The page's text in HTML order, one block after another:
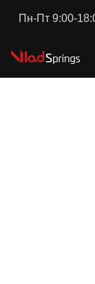
Пн-Пт 9:00-